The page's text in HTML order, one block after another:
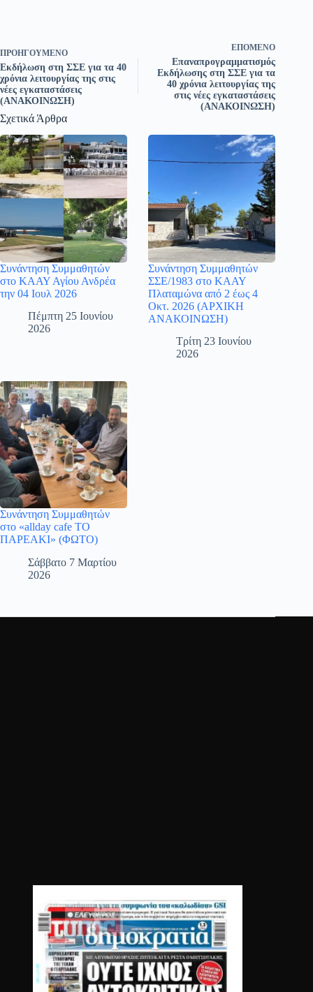
ΠΡΟΗΓΟΎΜΕΝΟ
Εκδήλωση στη ΣΣΕ για τα 40
χρόνια λειτουργίας της στις
νέες εγκαταστάσεις
(ΑΝΑΚΟΙΝΩΣΗ)
ΕΠΌΜΕΝΟ
Επαναπρογραμματισμός
Εκδήλωσης στη ΣΣΕ για τα
40 χρόνια λειτουργίας της
στις νέες εγκαταστάσεις
(ΑΝΑΚΟΙΝΩΣΗ)
Σχετικά Άρθρα
Συνάντηση Συμμαθητών
στο ΚΑΑΥ Αγίου Ανδρέα
την 04 Ιουλ 2026
Πέμπτη 25 Ιουνίου
2026
Συνάντηση Συμμαθητών
ΣΣΕ/1983 στο ΚΑΑΥ
Πλαταμώνα από 2 έως 4
Οκτ. 2026 (ΑΡΧΙΚΗ
ΑΝΑΚΟΙΝΩΣΗ)
Τρίτη 23 Ιουνίου
2026
Συνάντηση Συμμαθητών
στο «allday cafe ΤΟ
ΠΑΡΕΑΚΙ» (ΦΩΤΟ)
Σάββατο 7 Μαρτίου
2026